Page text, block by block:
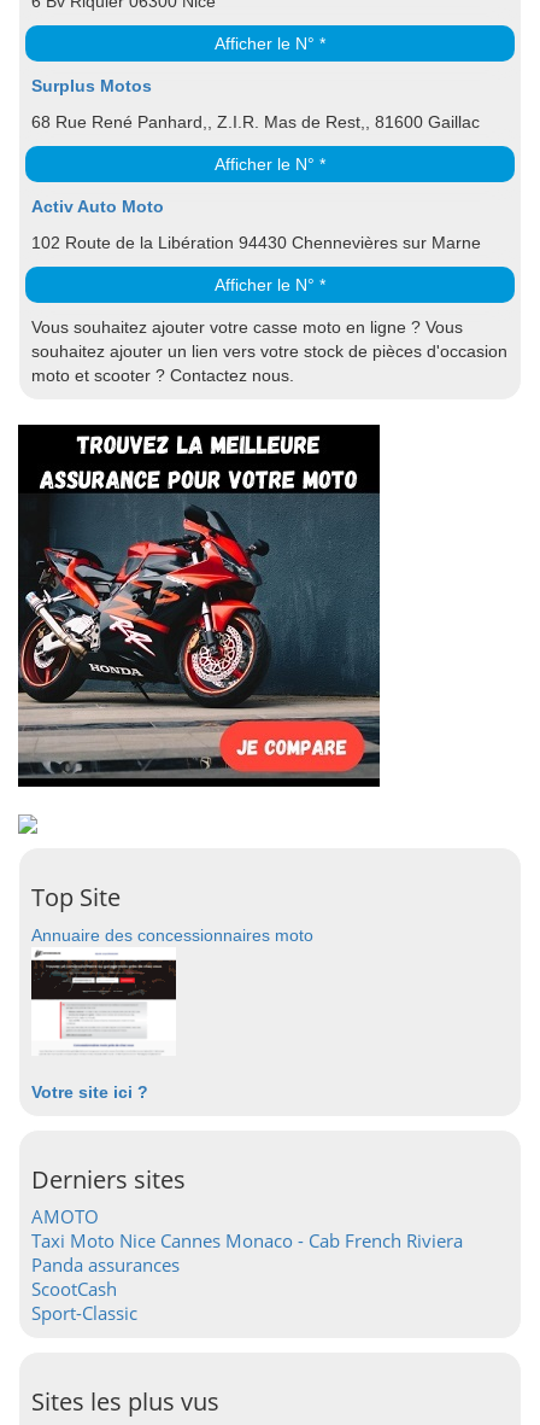
Afficher le N° *
Surplus Motos
68 Rue René Panhard,, Z.I.R. Mas de Rest,, 81600 Gaillac
Afficher le N° *
Activ Auto Moto
102 Route de la Libération 94430 Chennevières sur Marne
Afficher le N° *
Vous souhaitez ajouter votre casse moto en ligne ? Vous
souhaitez ajouter un lien vers votre stock de pièces d'occasion
moto et scooter ? Contactez nous.
Top Site
Annuaire des concessionnaires moto
Votre site ici ?
Derniers sites
AMOTO
Taxi Moto Nice Cannes Monaco - Cab French Riviera
Panda assurances
ScootCash
Sport-Classic
Sites les plus vus